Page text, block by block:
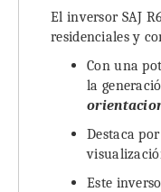
galería
imágenes
El inversor SAJ
residenciales y
Con una
la
Destaca
Este